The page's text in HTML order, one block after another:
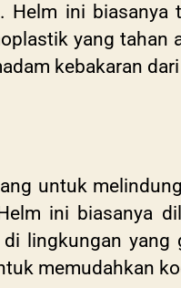
Helm ini
yang tahan
kebakaran
untuk
ini biasanya
lingkungan
memudahkan